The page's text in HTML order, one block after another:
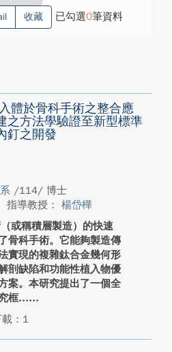
收藏 已勾選0筆資料
體於骨科手術之整合應
之方法學驗證至新型標準
釘之開發
/114/ 博士
指導教授： 楊岱樺
或稱積層製造）的快速
骨科手術。它能夠製造傳
實現的複雜鈦合金幾何形
剖缺陷和功能性植入物優
案。本研究提出了一個全
框...
載：1